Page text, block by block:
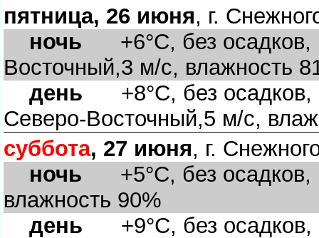
пятница, 26 июня, г.
ночь +6°C, без осадков,
осточный,3 м/с, влажность
день +8°C, без осадков,
Северо-Восточный,5 м/с,
суббота, 27 июня, г.
ночь +5°C, без осадков,
лажность 90%
день +9°C, без осадков,